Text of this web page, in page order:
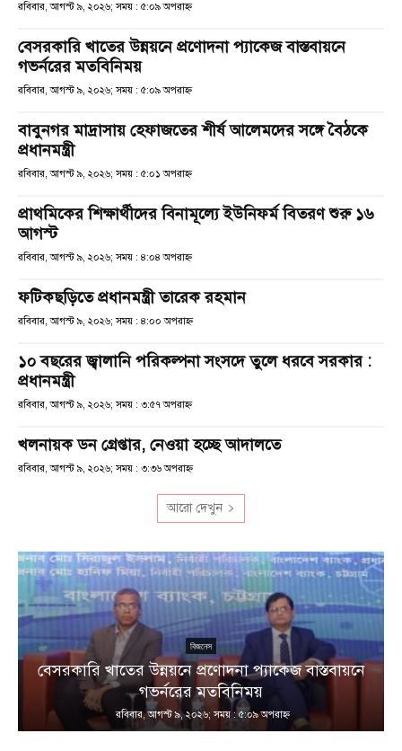
রবিবার, আগস্ট ৯, ২০২৬; সময় : ৫:০৯ অপরাহ্ণ
বেসরকারি খাতের উন্নয়নে প্রণোদনা প্যাকেজ বাস্তবায়নে
গভর্নরের মতবিনিময়
রবিবার, আগস্ট ৯, ২০২৬; সময় : ৫:০৯ অপরাহ্ণ
বাবুনগর মাদ্রাসায় হেফাজতের শীর্ষ আলেমদের সঙ্গে বৈঠকে
প্রধানমন্ত্রী
রবিবার, আগস্ট ৯, ২০২৬; সময় : ৫:০১ অপরাহ্ণ
প্রাথমিকের শিক্ষার্থীদের বিনামূল্যে ইউনিফর্ম বিতরণ শুরু ১৬
আগস্ট
রবিবার, আগস্ট ৯, ২০২৬; সময় : ৪:০৪ অপরাহ্ণ
ফটিকছড়িতে প্রধানমন্ত্রী তারেক রহমান
রবিবার, আগস্ট ৯, ২০২৬; সময় : ৪:০০ অপরাহ্ণ
১০ বছরের জ্বালানি পরিকল্পনা সংসদে তুলে ধরবে সরকার :
প্রধানমন্ত্রী
রবিবার, আগস্ট ৯, ২০২৬; সময় : ৩:৫৭ অপরাহ্ণ
খলনায়ক ডন গ্রেপ্তার, নেওয়া হচ্ছে আদালতে
রবিবার, আগস্ট ৯, ২০২৬; সময় : ৩:৩৬ অপরাহ্ণ
আরো দেখুন
বিজনেস
বেসরকারি খাতের উন্নয়নে প্রণোদনা প্যাকেজ বাস্তবায়নে
গভর্নরের মতবিনিময়
রবিবার, আগস্ট ৯, ২০২৬; সময় : ৫:০৯ অপরাহ্ণ